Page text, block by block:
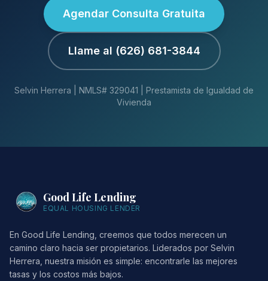
Agendar Consulta Gratuita
Llame al (626) 681-3844
Selvin Herrera | NMLS# 329041 | Prestamista de Igualdad de
Vivienda
Good Life Lending
EQUAL HOUSING LENDER
En Good Life Lending, creemos que todos merecen un
camino claro hacia ser propietarios. Liderados por Selvin
Herrera, nuestra misión es simple: encontrarle las mejores
tasas y los costos más bajos.